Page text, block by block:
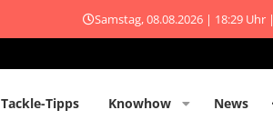
Samstag, 08.08.2026 | 18:29 Uhr |
Tackle-Tipps Knowhow News